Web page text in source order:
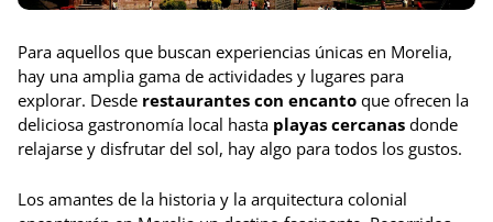
Para aquellos que buscan experiencias únicas en Morelia,
hay una amplia gama de actividades y lugares para
explorar. Desde restaurantes con encanto que ofrecen la
deliciosa gastronomía local hasta playas cercanas donde
relajarse y disfrutar del sol, hay algo para todos los gustos.
Los amantes de la historia y la arquitectura colonial